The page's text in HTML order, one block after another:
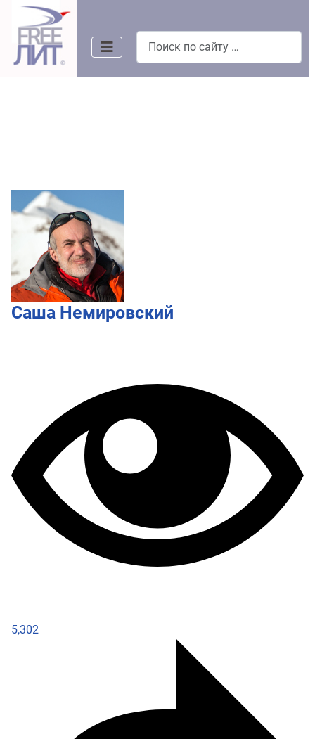
Саша Немировский
5,302